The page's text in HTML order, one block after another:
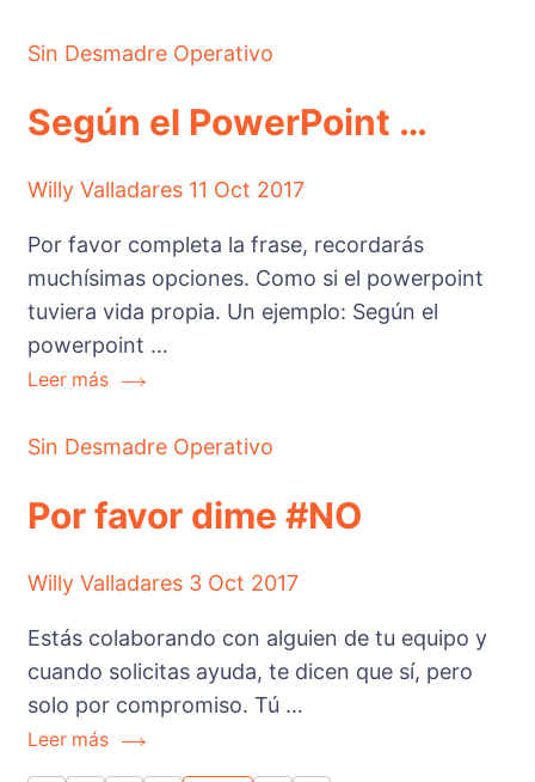
Sin Desmadre Operativo
Según el PowerPoint …
Willy Valladares 11 Oct 2017
Por favor completa la frase, recordarás
muchísimas opciones. Como si el powerpoint
tuviera vida propia. Un ejemplo: Según el
powerpoint …
Leer más
Sin Desmadre Operativo
Por favor dime #NO
Willy Valladares 3 Oct 2017
Estás colaborando con alguien de tu equipo y
cuando solicitas ayuda, te dicen que sí, pero
solo por compromiso. Tú …
Leer más